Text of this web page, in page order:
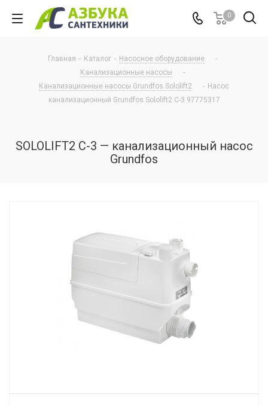
0
Главная - Каталог - Насосное оборудование
-
Канализационные насосы
-
Канализационные насосы Grundfos Sololift2
- Насос
канализационный Grundfos Sololift2 C-3 97775317
SOLOLIFT2 C-3 — канализационный насос
Grundfos